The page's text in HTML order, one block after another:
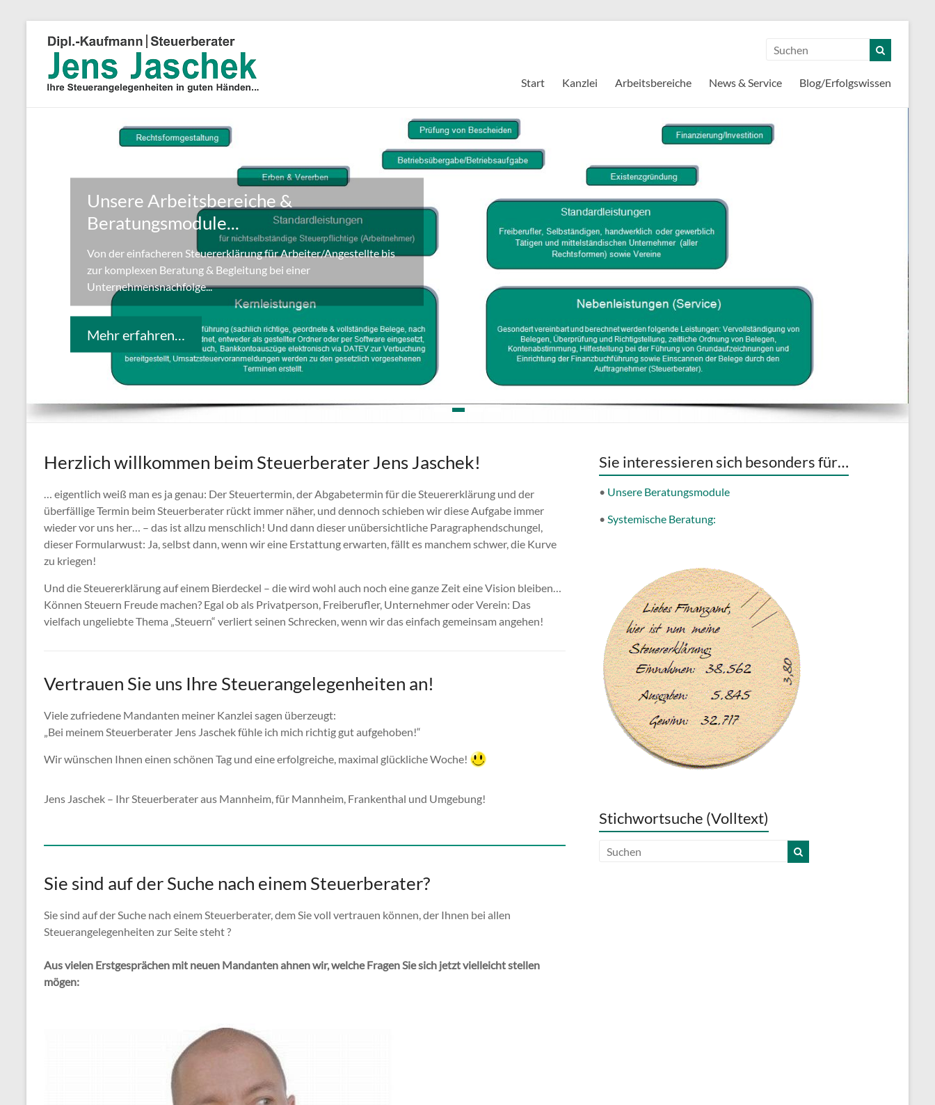
Start Kanzlei Arbeitsbereiche News & Service Blog/Erfolgswissen
Unsere Arbeitsbereiche &
Beratungsmodule...
Von der einfacheren Steuererklärung für Arbeiter/Angestellte bis
zur komplexen Beratung & Begleitung bei einer
Unternehmensnachfolge...
Mehr erfahren…
Herzlich willkommen beim Steuerberater Jens Jaschek!
… eigentlich weiß man es ja genau: Der Steuertermin, der Abgabetermin für die Steuererklärung und der
überfällige Termin beim Steuerberater rückt immer näher, und dennoch schieben wir diese Aufgabe immer
wieder vor uns her… – das ist allzu menschlich! Und dann dieser unübersichtliche Paragraphendschungel,
dieser Formularwust: Ja, selbst dann, wenn wir eine Erstattung erwarten, fällt es manchem schwer, die Kurve
zu kriegen!
Und die Steuererklärung auf einem Bierdeckel – die wird wohl auch noch eine ganze Zeit eine Vision bleiben…
Können Steuern Freude machen? Egal ob als Privatperson, Freiberufler, Unternehmer oder Verein: Das
vielfach ungeliebte Thema „Steuern“ verliert seinen Schrecken, wenn wir das einfach gemeinsam angehen!
Vertrauen Sie uns Ihre Steuerangelegenheiten an!
Viele zufriedene Mandanten meiner Kanzlei sagen überzeugt:
„Bei meinem Steuerberater Jens Jaschek fühle ich mich richtig gut aufgehoben!“
Wir wünschen Ihnen einen schönen Tag und eine erfolgreiche, maximal glückliche Woche!
Jens Jaschek – Ihr Steuerberater aus Mannheim, für Mannheim, Frankenthal und Umgebung!
Sie sind auf der Suche nach einem Steuerberater?
Sie sind auf der Suche nach einem Steuerberater, dem Sie voll vertrauen können, der Ihnen bei allen
Steuerangelegenheiten zur Seite steht ?
Aus vielen Erstgesprächen mit neuen Mandanten ahnen wir, welche Fragen Sie sich jetzt vielleicht stellen
mögen:
Sie interessieren sich besonders für…
• Unsere Beratungsmodule
• Systemische Beratung:
Stichwortsuche (Volltext)